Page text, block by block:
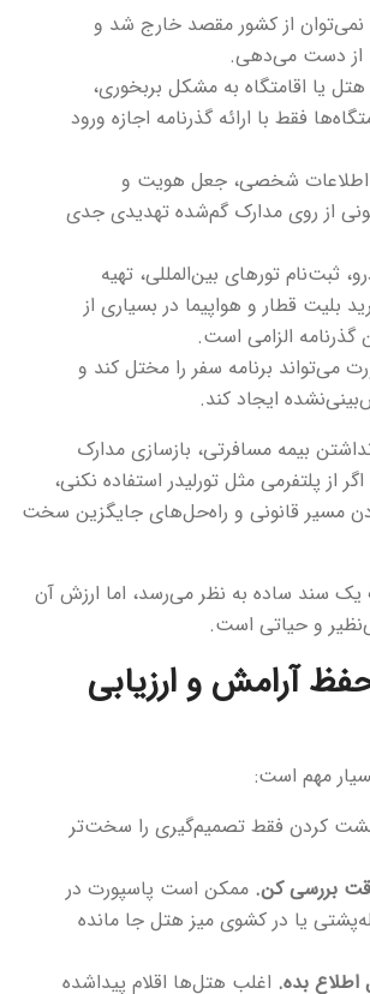
نمی‌توان از کشور مقصد خارج شد و
از دست می‌دهی.
یا اقامتگاه به مشکل بربخوری،
فقط با ارائه گذرنامه اجازه ورود
اطلاعات شخصی، جعل هویت و
از روی مدارک گم‌شده تهدیدی جدی
ثبت‌نام تورهای بین‌المللی، تهیه
بلیت قطار و هواپیما در بسیاری از
گذرنامه الزامی است.
می‌تواند برنامه سفر را مختل کند و
ایجاد کند.
بیمه مسافرتی، بازسازی مدارک
از پلتفرمی مثل تورلیدر استفاده نکنی،
مسیر قانونی و راه‌حل‌های جایگزین سخت
سند ساده به نظر می‌رسد، اما ارزش آن
و حیاتی است.
آرامش و ارزیابی
مهم است:
کردن فقط تصمیم‌گیری را سخت‌تر
بررسی کن. ممکن است پاسپورت در
یا در کشوی میز هتل جا مانده
بده. اغلب هتل‌ها اقلام پیداشده